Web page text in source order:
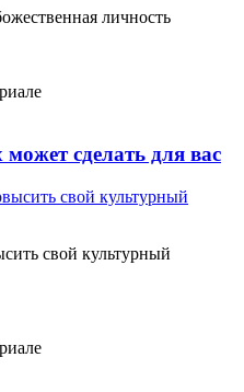
личность
сделать для вас
свой культурный